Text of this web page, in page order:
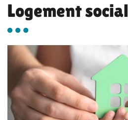
Logement social